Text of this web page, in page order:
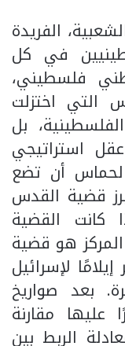
الفريدة
في كل
فلسطيني،
التي اختزلت
بل
استراتيجي
أن تضع
قضية القدس
كانت القضية
هو قضية
لإسرائيل
بعد صواريخ
عليها مقارنة
الربط بين